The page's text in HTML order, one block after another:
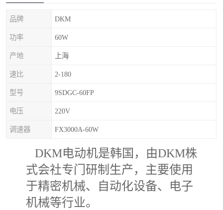
品牌 DKM
功率 60W
产地 上海
速比 2-180
型号 9SDGC-60FP
电压 220V
调速器 FX3000A-60W
DKM电动机是韩国，由DKM株
式会社专门研制生产，主要使用
于精密机械、自动化设备、电子
机械等行业。